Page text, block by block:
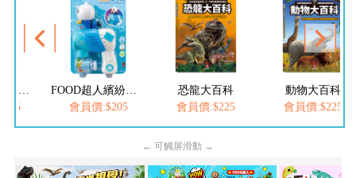
會員價:$205
恐龍大百科
會員價:$225
動物大百科
會員價:$225
← 可觸屏滑動 →